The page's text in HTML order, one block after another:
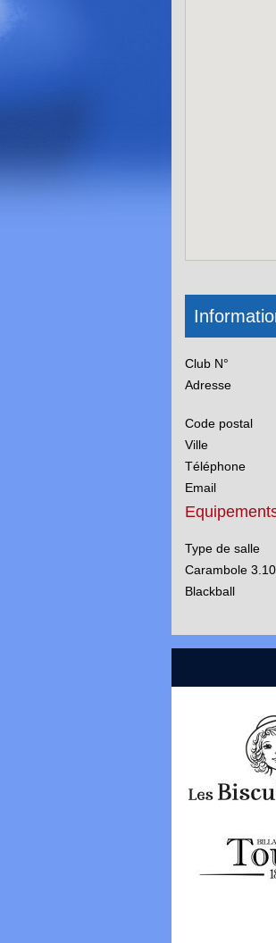
Club N°
Adresse
Code postal
Ville
Téléphone
Email
Type de salle
Carambole 3.10
Blackball